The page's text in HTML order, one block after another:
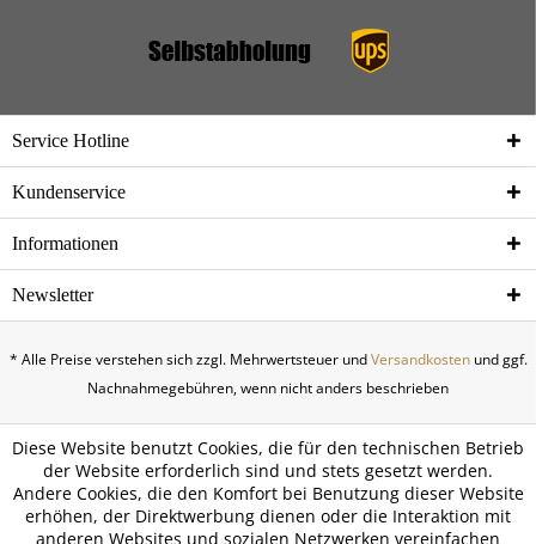
Service Hotline
Kundenservice
Informationen
Newsletter
* Alle Preise verstehen sich zzgl. Mehrwertsteuer undVersandkostenund ggf.
Nachnahmegebühren, wenn nicht anders beschrieben
Diese Website benutzt Cookies, die für den technischen Betrieb
der Website erforderlich sind und stets gesetzt werden.
Andere Cookies, die den Komfort bei Benutzung dieser Website
erhöhen, der Direktwerbung dienen oder die Interaktion mit
anderen Websites und sozialen Netzwerken vereinfachen